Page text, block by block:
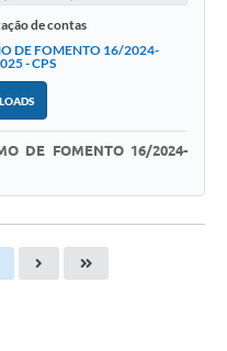
de contas
DE FOMENTO 16/2024-
- CPS
DE FOMENTO 16/2024-